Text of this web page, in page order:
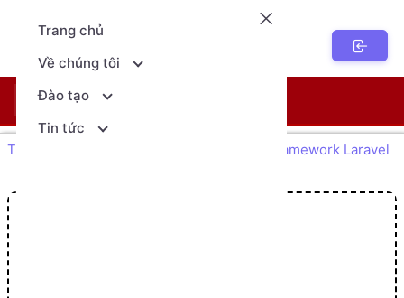
Trang chủ
Về chúng tôi
Đào tạo
Tin tức
Khóa học
Trang chủ Giáo dục
Thiết kế web với framework Laravel